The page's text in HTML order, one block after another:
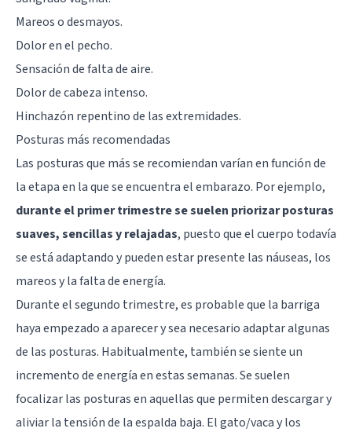
Mareos o desmayos.
Dolor en el pecho.
Sensación de falta de aire.
Dolor de cabeza intenso.
Hinchazón repentino de las extremidades.
Posturas más recomendadas
Las posturas que más se recomiendan varían en función de
la etapa en la que se encuentra el embarazo. Por ejemplo,
durante el primer trimestre se suelen priorizar posturas
suaves, sencillas y relajadas, puesto que el cuerpo todavía
se está adaptando y pueden estar presente las náuseas, los
mareos y la falta de energía.
Durante el segundo trimestre, es probable que la barriga
haya empezado a aparecer y sea necesario adaptar algunas
de las posturas. Habitualmente, también se siente un
incremento de energía en estas semanas. Se suelen
focalizar las posturas en aquellas que permiten descargar y
aliviar la tensión de la espalda baja. El gato/vaca y los